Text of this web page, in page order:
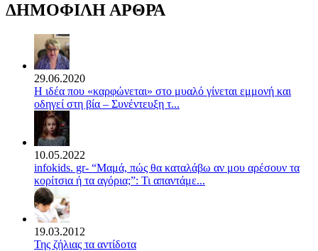
ΔΗΜΟΦΙΛΗ ΑΡΘΡΑ
29.06.2020
Η ιδέα που «καρφώνεται» στο μυαλό γίνεται εμμονή και
οδηγεί στη βία – Συνέντευξη τ...
10.05.2022
infokids. gr- “Μαμά, πώς θα καταλάβω αν μου αρέσουν τα
κορίτσια ή τα αγόρια;”: Τι απαντάμε...
19.03.2012
Της ζήλιας τα αντίδοτα